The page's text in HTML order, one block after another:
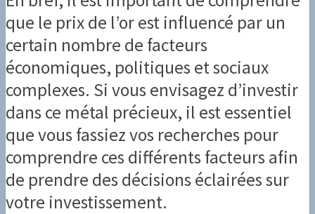
que le prix de l’or est influencé par un
certain nombre de facteurs
économiques, politiques et sociaux
complexes. Si vous envisagez d’investir
dans ce métal précieux, il est essentiel
que vous fassiez vos recherches pour
comprendre ces différents facteurs afin
de prendre des décisions éclairées sur
votre investissement.